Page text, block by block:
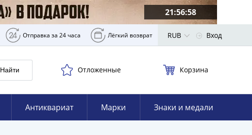
21:56:57
Отправка за 24 часа Лёгкий возврат RUB Вход
Найти Отложенные Корзина
Антиквариат Марки Знаки и медали